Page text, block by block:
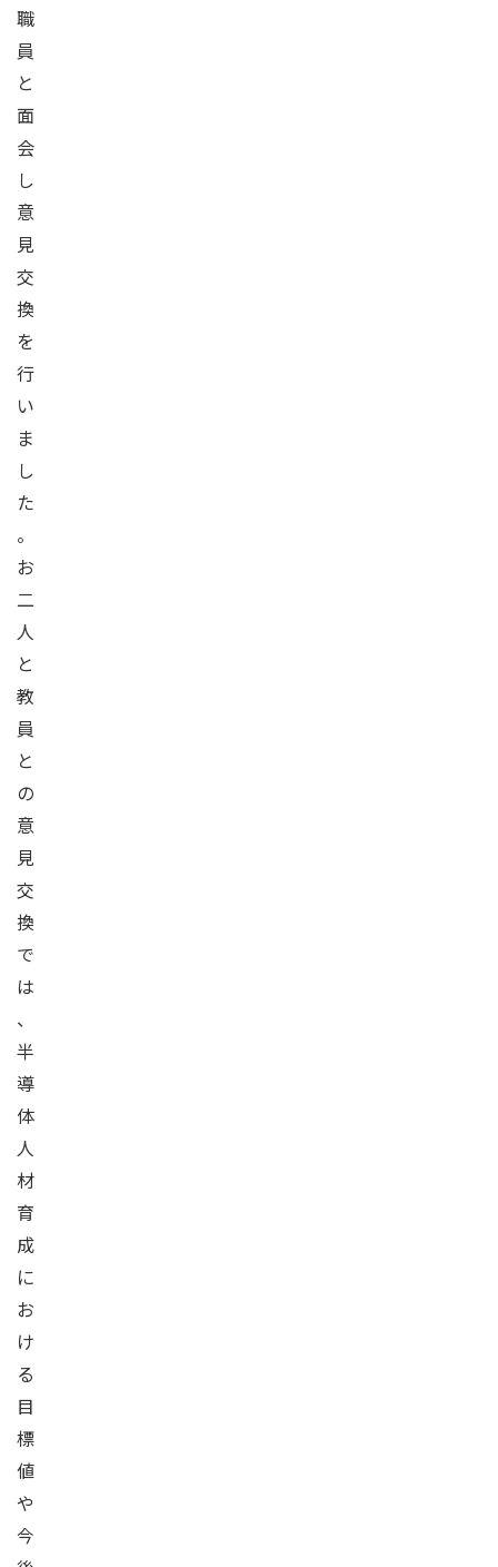
職
員
と
面
会
し
意
見
交
換
を
行
い
ま
し
た
。
お
二
人
と
教
員
と
の
意
見
交
換
で
は
、
半
導
体
人
材
育
成
に
お
け
る
目
標
値
や
今